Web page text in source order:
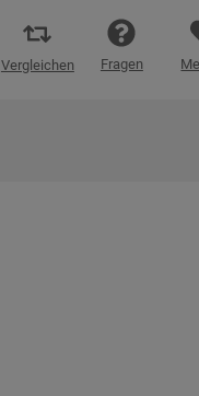
Vergleichen Fragen